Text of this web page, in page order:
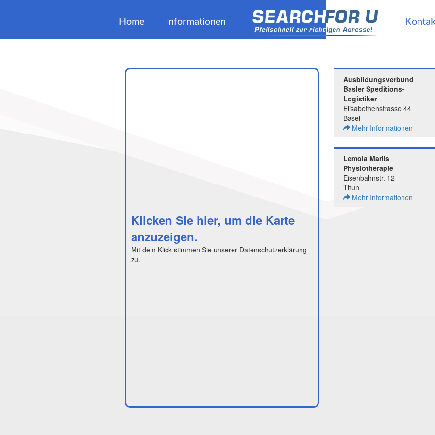
Home Informationen
Klicken Sie hier, um die Karte
anzuzeigen.
Mit dem Klick stimmen Sie unserer Datenschutzerklärung
zu.
Ausbildungsverbund
Basler Speditions-
Logistiker
Elisabethenstrasse 44
Basel
Mehr Informationen
Lemola Marlis
Physiotherapie
Eisenbahnstr. 12
Thun
Mehr Informationen